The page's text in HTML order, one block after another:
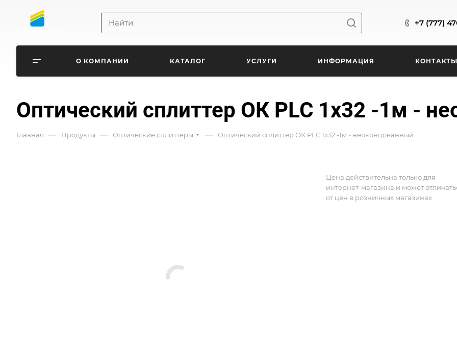
+7 (777)
О КОМПАНИИ КАТАЛОГ УСЛУГИ ИНФОРМАЦИЯ
Оптический сплиттер ОК PLC 1х32 -1м -
Главная — Продукты — Оптические сплиттеры — Оптический сплиттер ОК PLC 1х32 -1м - неоконцованный
Цена действительна только для
интернет-магазина и может
от цен в розничных магазинах